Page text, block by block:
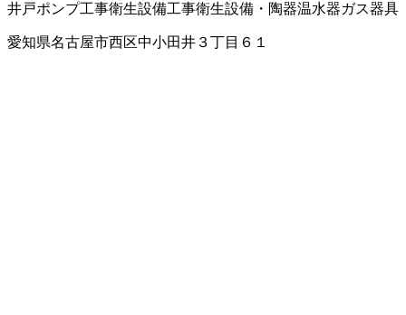
井戸ポンプ工事衛生設備工事衛生設備・陶器温水器ガス器具
愛知県名古屋市西区中小田井３丁目６１